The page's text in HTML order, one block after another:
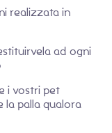
realizzata in
ad ogni
i vostri pet
la palla qualora